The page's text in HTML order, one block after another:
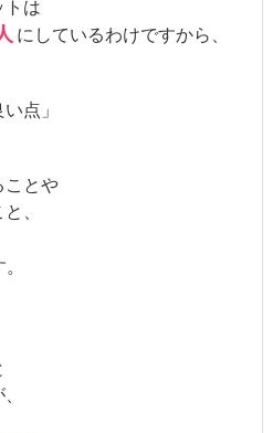
トは
にしているわけですから、
点」
ことや
、